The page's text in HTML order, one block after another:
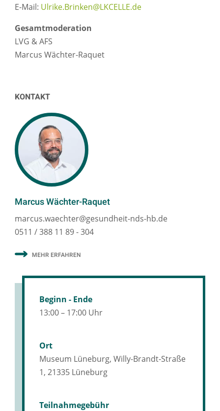
E-Mail: Ulrike.Brinken@LKCELLE.de
Gesamtmoderation
LVG & AFS
Marcus Wächter-Raquet
KONTAKT
Marcus Wächter-Raquet
marcus.waechter@gesundheit-nds-hb.de
0511 / 388 11 89 - 304
MEHR ERFAHREN
Beginn - Ende
13:00 – 17:00 Uhr
Ort
Museum Lüneburg, Willy-Brandt-Straße
1, 21335 Lüneburg
Teilnahmegebühr